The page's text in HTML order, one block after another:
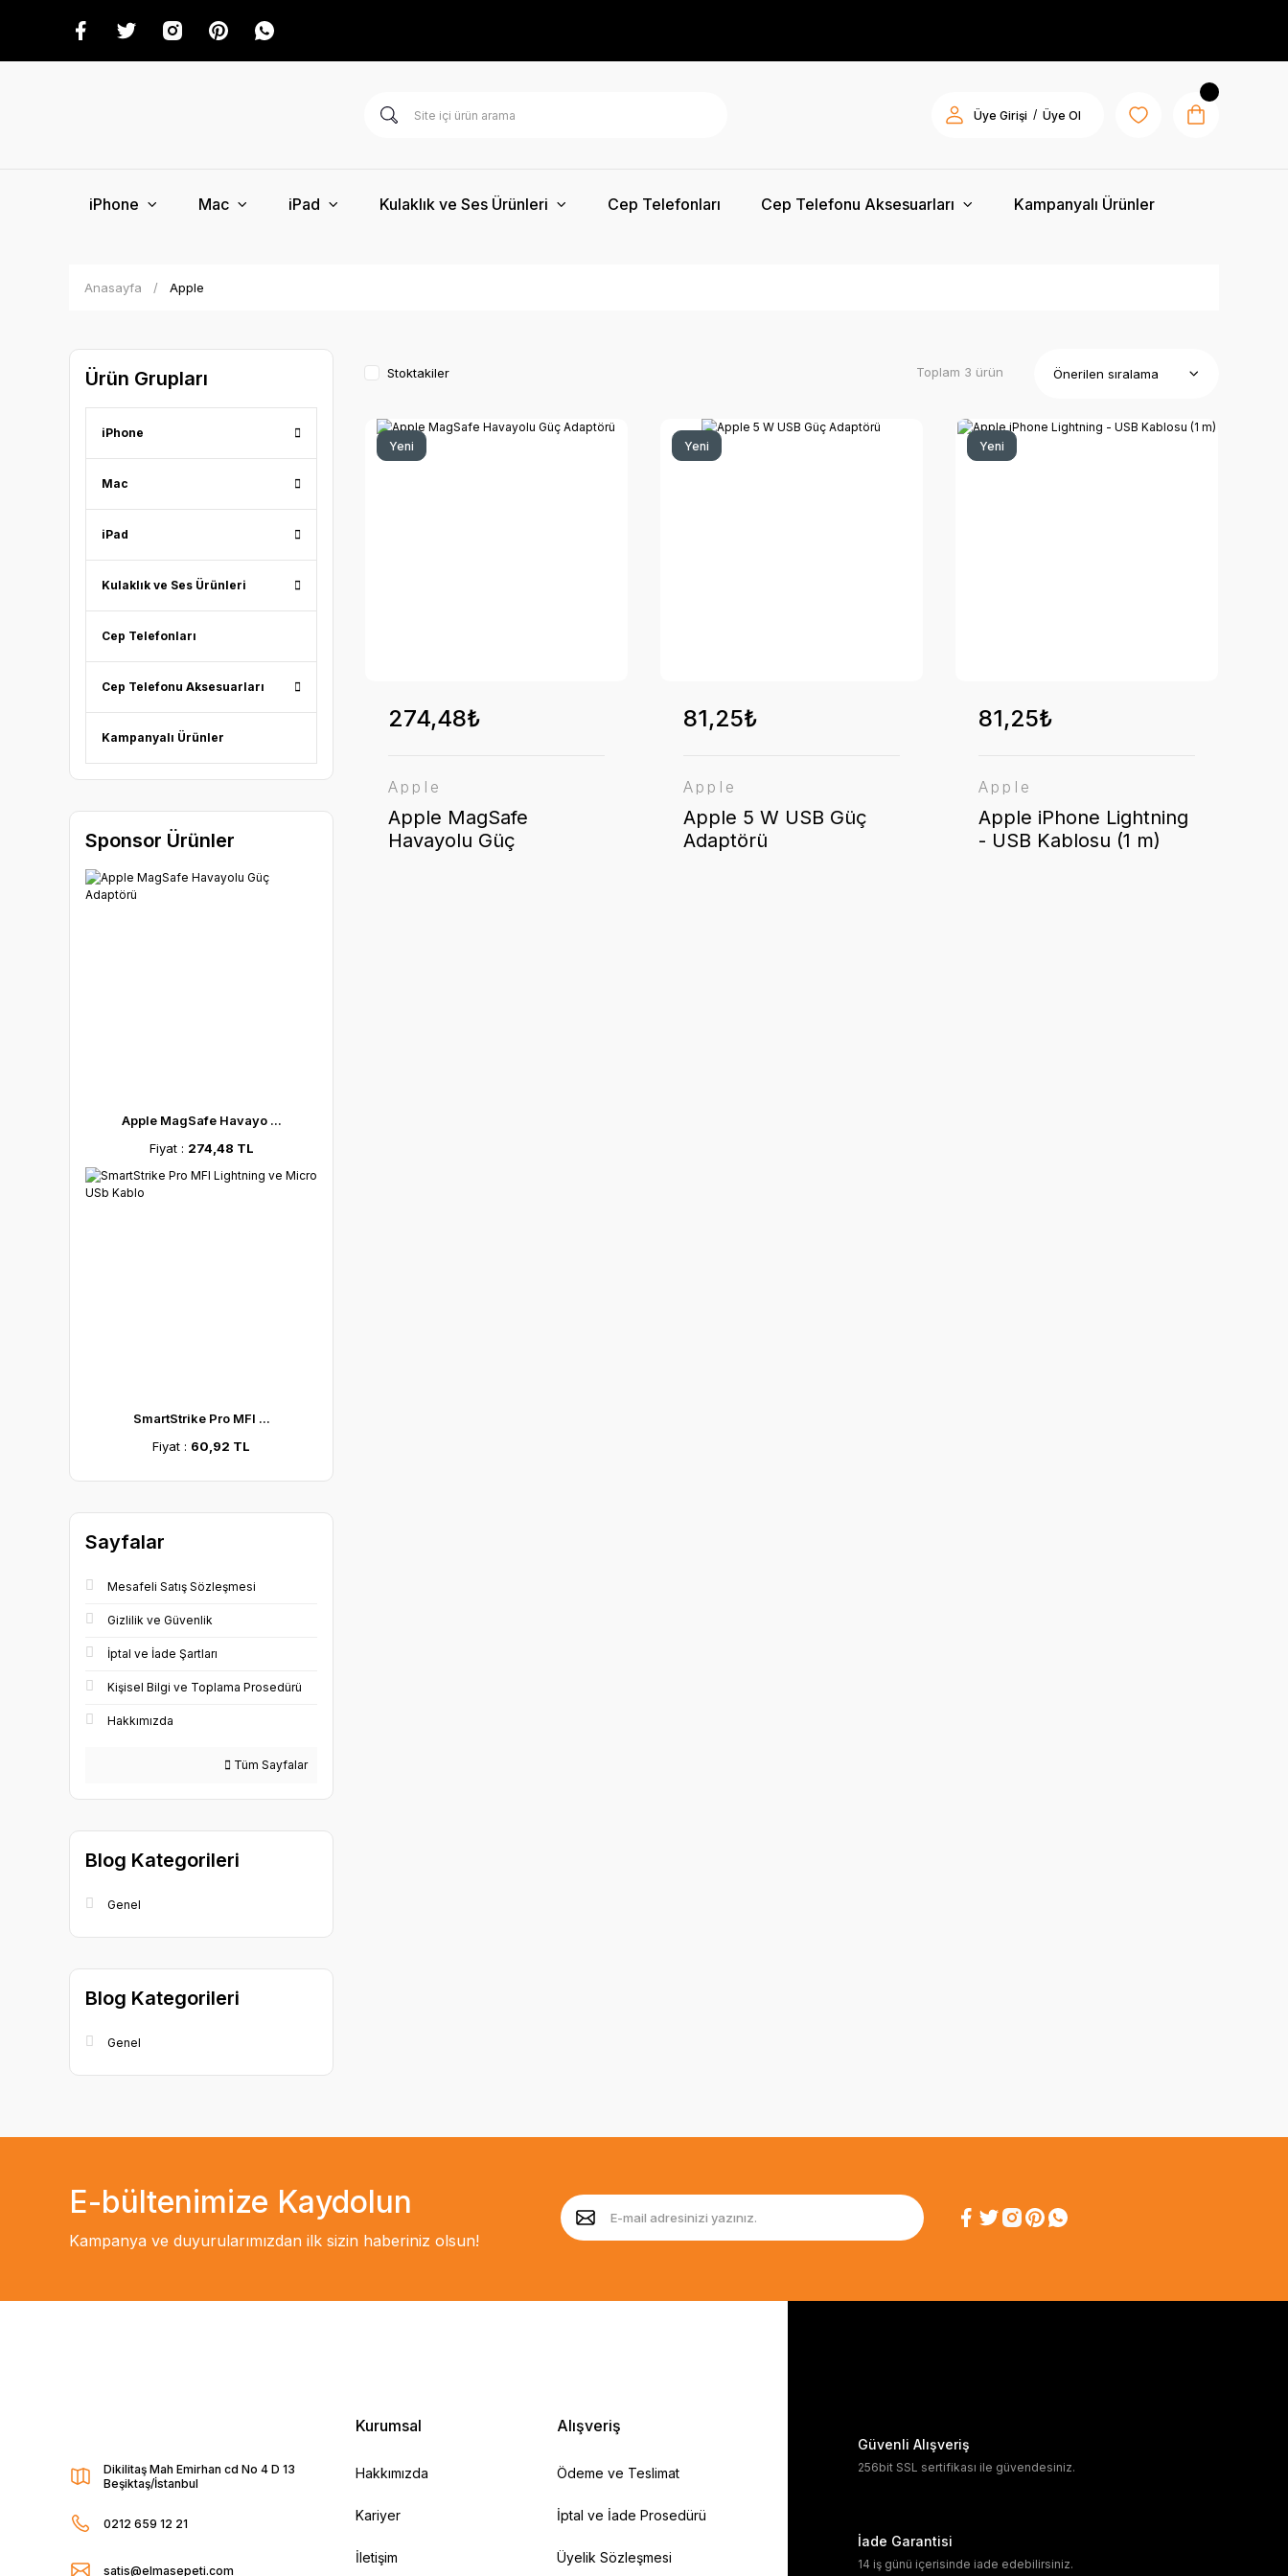
Üye Girişi / Üye Ol
iPhone Mac iPad Kulaklık ve Ses Ürünleri Cep Telefonları Cep Telefonu Aksesuarları Kampanyalı Ürünler
Anasayfa Apple
Ürün Grupları
iPhone
Mac
iPad
Kulaklık ve Ses Ürünleri
Cep Telefonları
Cep Telefonu Aksesuarları
Kampanyalı Ürünler
Sponsor Ürünler
Apple MagSafe Havayo ...
Fiyat : 274,48 TL
SmartStrike Pro MFI ...
Fiyat : 60,92 TL
Sayfalar
Mesafeli Satış Sözleşmesi
Gizlilik ve Güvenlik
İptal ve İade Şartları
Kişisel Bilgi ve Toplama Prosedürü
Hakkımızda
Tüm Sayfalar
Blog Kategorileri
Genel
Blog Kategorileri
Genel
Stoktakiler Toplam 3 ürün
Yeni
274,48₺
Apple
Apple MagSafe
Havayolu Güç
Yeni
81,25₺
Apple
Apple 5 W USB Güç
Adaptörü
Yeni
81,25₺
Apple
Apple iPhone Lightning
- USB Kablosu (1 m)
E-bültenimize Kaydolun
Kampanya ve duyurularımızdan ilk sizin haberiniz olsun!
Dikilitaş Mah Emirhan cd No 4 D 13
Beşiktaş/İstanbul
0212 659 12 21
satis@elmasepeti.com
Kurumsal
Hakkımızda
Kariyer
İletişim
Alışveriş
Ödeme ve Teslimat
İptal ve İade Prosedürü
Üyelik Sözleşmesi
Güvenli Alışveriş
256bit SSL sertifikası ile güvendesiniz.
İade Garantisi
14 iş günü içerisinde iade edebilirsiniz.